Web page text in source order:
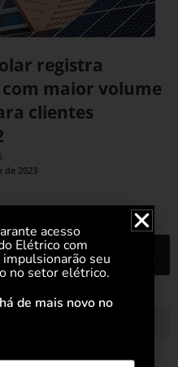
registra
maior volume
clientes
de 2023
acesso
Elétrico com
seu
no setor elétrico.
de mais novo no